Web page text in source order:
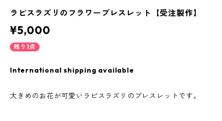
ラピスラズリのフラワーブレスレット【受注製作】
¥5,000
残り1点
International shipping available
大きめのお花が可愛いラピスラズリのブレスレットです。